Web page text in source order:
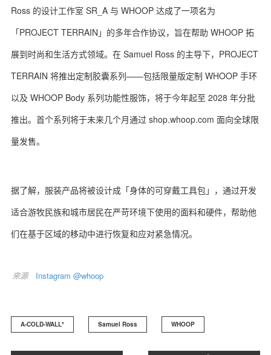
Ross 的设计工作室 SR_A 与 WHOOP 达成了一项名为
「PROJECT TERRAIN」‌的多年合作协议，旨在帮助 WHOOP 拓
展到时尚和生活方式领域。在 Samuel Ross 的主导下，PROJECT
TERRAIN 将推出定制胶囊系列——包括限量版定制 WHOOP 手环
以及 WHOOP Body 系列功能性服饰，将于今年起至 2028 年分批
推出。首个系列将于未来几个月通过 shop.whoop.com 面向全球限
量发售。
据了解，服装产品将被设计成「身体的可穿戴工具包」‌，通过开发
适合游牧民族和城市居民在严苛环境下使用的面料和硬件，帮助他
们在基于区域的移动中进行恢复和应对紧急情况。
来源 Instagram @whoop
A-COLD-WALL* Samuel Ross WHOOP